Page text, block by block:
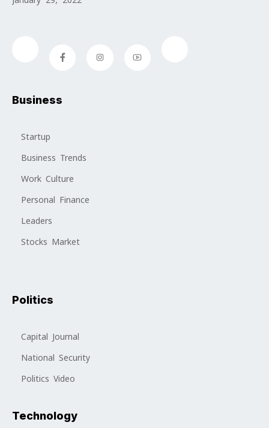
Business
Startup
Business Trends
Work Culture
Personal Finance
Leaders
Stocks Market
Politics
Capital Journal
National Security
Politics Video
Technology